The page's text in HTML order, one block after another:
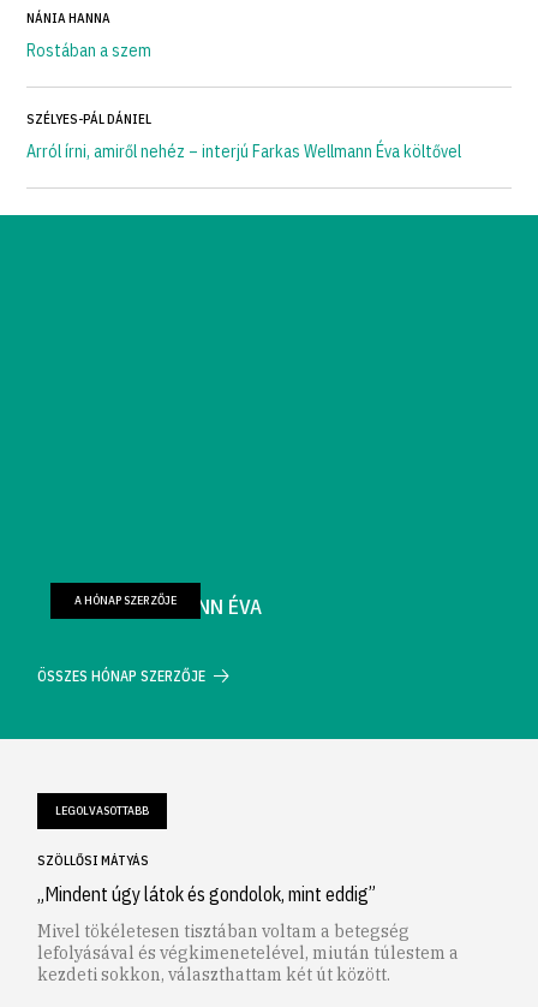
NÁNIA HANNA
Rostában a szem
SZÉLYES-PÁL DÁNIEL
Arról írni, amiről nehéz – interjú Farkas Wellmann Éva költővel
FARKAS WELLMANN ÉVA
A HÓNAP SZERZŐJE
ÖSSZES HÓNAP SZERZŐJE
LEGOLVASOTTABB
SZÖLLŐSI MÁTYÁS
„Mindent úgy látok és gondolok, mint eddig”
Mivel tökéletesen tisztában voltam a betegség
lefolyásával és végkimenetelével, miután túlestem a
kezdeti sokkon, választhattam két út között.